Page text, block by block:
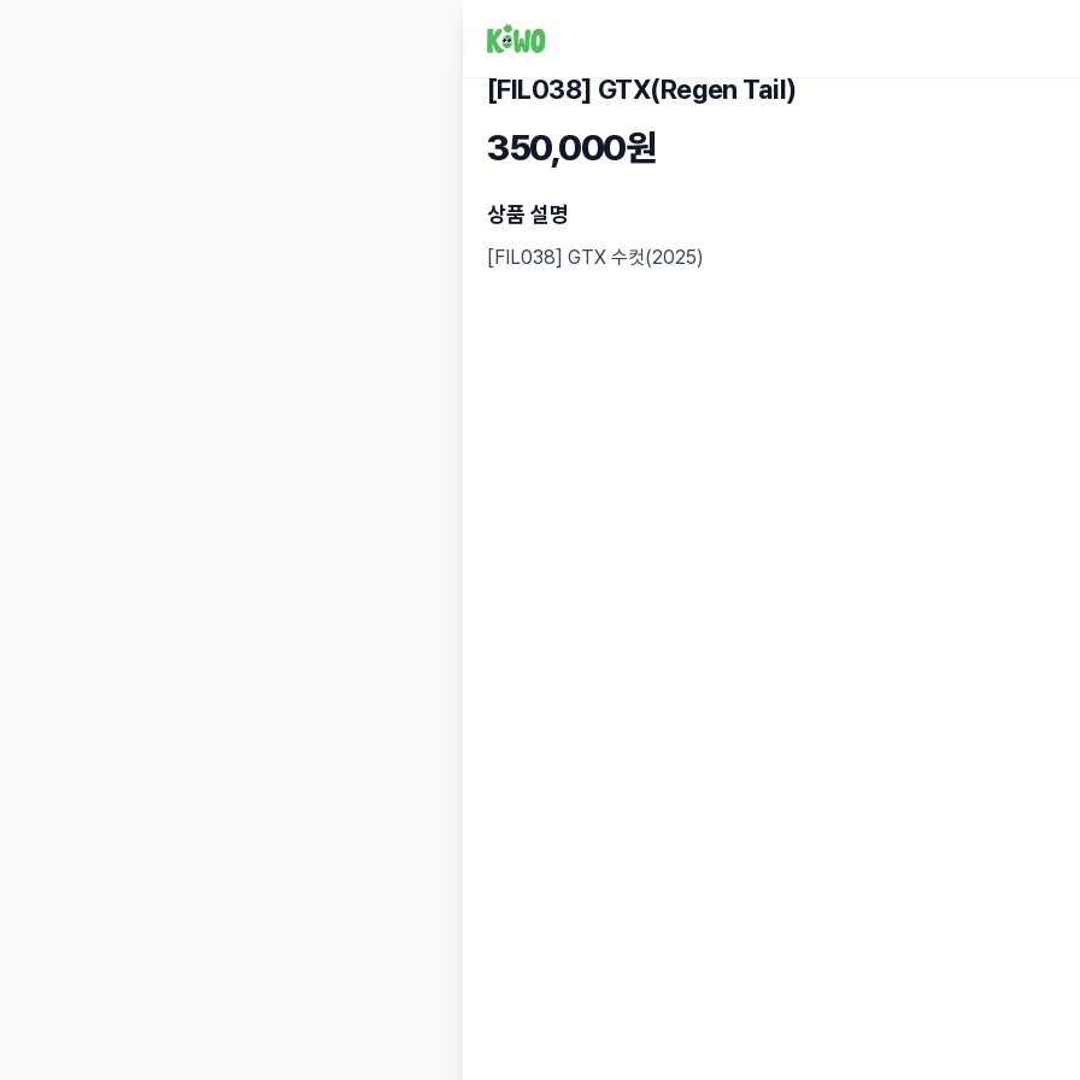
[FIL038] GTX(Regen Tail)
350,000원
상품 설명
[FIL038] GTX 수컷(2025)